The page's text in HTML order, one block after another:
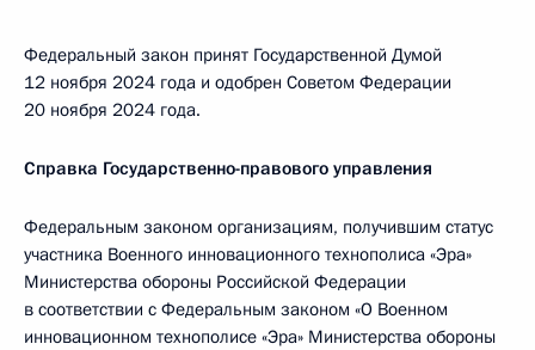
Федеральный закон принят Государственной Думой
12 ноября 2024 года и одобрен Советом Федерации
20 ноября 2024 года.
Справка Государственно-правового управления
Федеральным законом организациям, получившим статус
участника Военного инновационного технополиса «Эра»
Министерства обороны Российской Федерации
в соответствии с Федеральным законом «О Военном
инновационном технополисе «Эра» Министерства обороны